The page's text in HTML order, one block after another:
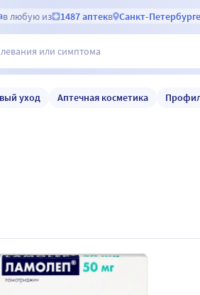
в любую из 1487 аптекв Санкт-Петербурге
уход Аптечная косметика